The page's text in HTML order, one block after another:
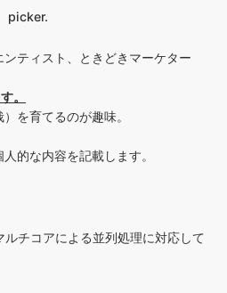
picker.
ティスト、ときどきマーケター
。
を育てるのが趣味。
的な内容を記載します。
チコアによる並列処理に対応して